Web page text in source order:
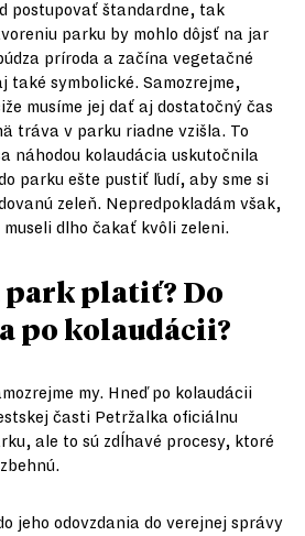
postupovať štandardne, tak
parku by mohlo dôjsť na jar
príroda a začína vegetačné
také symbolické. Samozrejme,
musíme jej dať aj dostatočný čas
tráva v parku riadne vzišla. To
náhodou kolaudácia uskutočnila
parku ešte pustiť ľudí, aby sme si
zeleň. Nepredpokladám však,
museli dlho čakať kvôli zeleni.
park platiť? Do
po kolaudácii?
my. Hneď po kolaudácii
časti Petržalka oficiálnu
ale to sú zdĺhavé procesy, ktoré
jeho odovzdania do verejnej správy